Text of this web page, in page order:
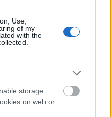
Use,
of my
with the
storage
on web or
τα
– Τι αλλάζει
πρακτική